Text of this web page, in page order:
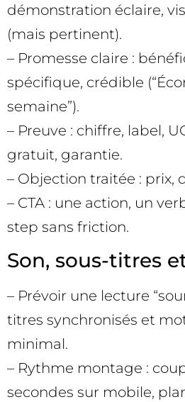
démonstration éclaire,
(mais pertinent).
– Promesse claire :
spécifique, crédible
semaine”).
– Preuve : chiffre, label,
gratuit, garantie.
– Objection traitée : prix,
– CTA : une action, un
step sans friction.
Son, sous-titres
– Prévoir une lecture
titres synchronisés et
minimal.
– Rythme montage :
secondes sur mobile,